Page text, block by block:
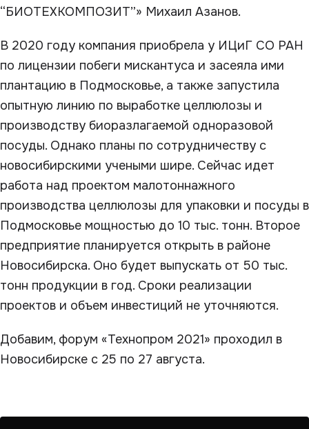
“БИОТЕХКОМПОЗИТ”» Михаил Азанов.
В 2020 году компания приобрела у ИЦиГ СО РАН
по лицензии побеги мискантуса и засеяла ими
плантацию в Подмосковье, а также запустила
опытную линию по выработке целлюлозы и
производству биоразлагаемой одноразовой
посуды. Однако планы по сотрудничеству с
новосибирскими учеными шире. Сейчас идет
работа над проектом малотоннажного
производства целлюлозы для упаковки и посуды в
Подмосковье мощностью до 10 тыс. тонн. Второе
предприятие планируется открыть в районе
Новосибирска. Оно будет выпускать от 50 тыс.
тонн продукции в год. Сроки реализации
проектов и объем инвестиций не уточняются.
Добавим, форум «Технопром 2021» проходил в
Новосибирске с 25 по 27 августа.